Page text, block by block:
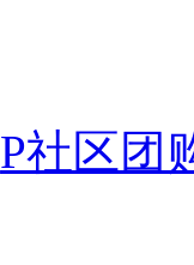
P社区团